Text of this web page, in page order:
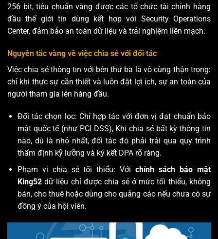
256 bit, tiêu chuẩn vàng được các tổ chức tài chính hàng
đầu thế giới tin dùng kết hợp với Security Operations
Center, đảm bảo an toàn dữ liệu và trải nghiệm liền mạch.
Nguyên tắc vàng về việc chia sẻ với đối tác
Việc chia sẻ thông tin với bên thứ ba là vô cùng thận trọng:
chỉ khi thực sự cần thiết và luôn đặt lợi ích, sự an toàn của
người tham gia lên hàng đầu.
Đối tác chọn lọc: Chỉ hợp tác với đơn vị đạt chuẩn bảo
mật quốc tế (như PCI DSS), Khi chia sẻ bất kỳ thông tin
nào, dù là nhỏ nhất, đối tác đó phải trải qua quy trình
thẩm định kỹ lưỡng và ký kết DPA rõ ràng.
Phạm vi chia sẻ tối thiểu: Vớichính sách bảo mật
King52dữ liệu chỉ được chia sẻ ở mức tối thiểu, không
bán, cho thuê hoặc dùng cho quảng cáo nếu chưa có sự
đồng ý của hội viên.